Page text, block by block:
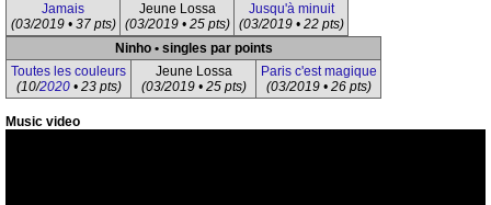
Jamais
(03/2019 • 37 pts)
Jeune Lossa
(03/2019 • 25 pts)
Jusqu'à minuit
(03/2019 • 22 pts)
Ninho • singles par points
Toutes les couleurs
(10/2020• 23 pts)
Jeune Lossa
(03/2019 • 25 pts)
Paris c'est magique
(03/2019 • 26 pts)
Music video